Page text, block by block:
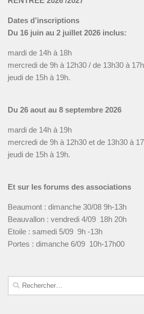
Dates d’inscriptions
Du 16 juin au 2 juillet 2026 inclus:
mardi de 14h à 18h
mercredi de 9h à 12h30 / de 13h30 à 17h
jeudi de 15h à 19h.
Du 26 aout au 8 septembre 2026
mardi de 14h à 19h
mercredi de 9h à 12h30 et de 13h30 à
jeudi de 15h à 19h.
Et sur les forums des associations
Beaumont : dimanche 30/08 9h-13h
Beauvallon : vendredi 4/09 18h 20h
Etoile : samedi 5/09 9h -13h
Portes : dimanche 6/09 10h-17h00
Rechercher :